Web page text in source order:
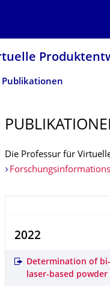
Publikationen
Die Professur für
2022
Determination of
laser-based